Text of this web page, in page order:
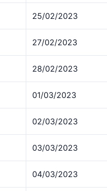
25/02/2023
27/02/2023
28/02/2023
01/03/2023
02/03/2023
03/03/2023
04/03/2023